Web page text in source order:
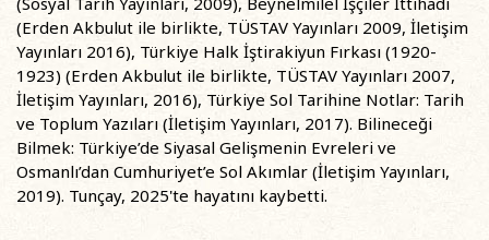
(Erden Akbulut ile birlikte, TÜSTAV Yayınları 2009, İletişim
Yayınları 2016), Türkiye Halk İştirakiyun Fırkası (1920-
1923) (Erden Akbulut ile birlikte, TÜSTAV Yayınları 2007,
İletişim Yayınları, 2016), Türkiye Sol Tarihine Notlar: Tarih
ve Toplum Yazıları (İletişim Yayınları, 2017). Bilineceği
Bilmek: Türkiye’de Siyasal Gelişmenin Evreleri ve
Osmanlı’dan Cumhuriyet’e Sol Akımlar (İletişim Yayınları,
2019). Tunçay, 2025'te hayatını kaybetti.